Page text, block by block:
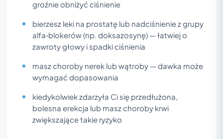
groźnie obniżyć ciśnienie
bierzesz leki na prostatę lub nadciśnienie z grupy
alfa‑blokerów (np. doksazosynę) — łatwiej o
zawroty głowy i spadki ciśnienia
masz choroby nerek lub wątroby — dawka może
wymagać dopasowania
kiedykolwiek zdarzyła Ci się przedłużona,
bolesna erekcja lub masz choroby krwi
zwiększające takie ryzyko